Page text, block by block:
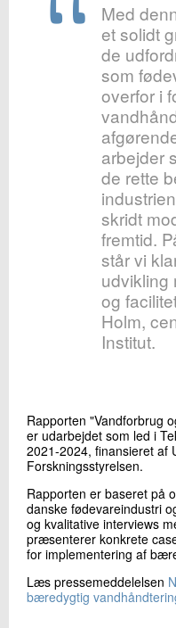
Med
et solidt
de
som
overfor i
arbejder
de rette
skridt
fremtid.
står vi
udvikling
og
Holm,
Institut.
Rapporten "Vandforbrug
er udarbejdet som led i
2021-2024, finansieret af
Forskningsstyrelsen.
Rapporten er baseret på
danske fødevareindustri
og kvalitative interviews
præsenterer konkrete
for implementering af
Læs pressemeddelelsen
bæredygtig